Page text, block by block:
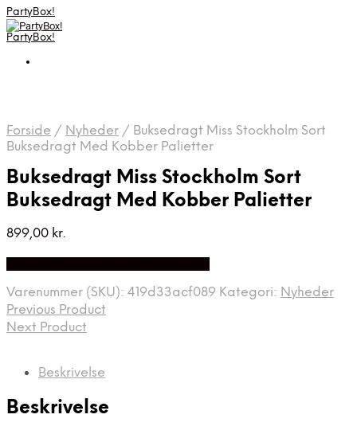
PartyBox!
PartyBox!
Forside / Nyheder / Buksedragt Miss Stockholm Sort
Buksedragt Med Kobber Palietter
Buksedragt Miss Stockholm Sort
Buksedragt Med Kobber Palietter
899,00 kr.
Varenummer (SKU): 419d33acf089 Kategori: Nyheder
Previous Product
Next Product
Beskrivelse
Beskrivelse